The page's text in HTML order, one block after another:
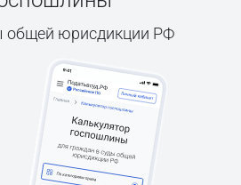
общей юрисдикции РФ